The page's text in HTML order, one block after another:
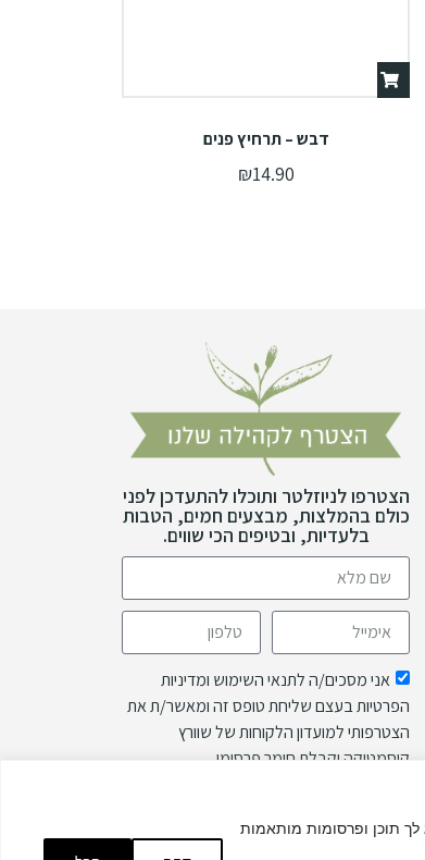
לך תוכן ופרסומות מותאמות
דבש – תרחיץ פנים
₪14.90
הצטרפו לניוזלטר ותוכלו להתעדכן לפני
כולם בהמלצות, מבצעים חמים, הטבות
בלעדיות, ובטיפים הכי שווים.
אני מסכים/ה לתנאי השימוש ומדיניות
הפרטיות בעצם שליחת טופס זה ומאשר/ת את
הצטרפותי למועדון הלקוחות של שוורץ
קוסמטיקה וקבלת חומר פרסומי.